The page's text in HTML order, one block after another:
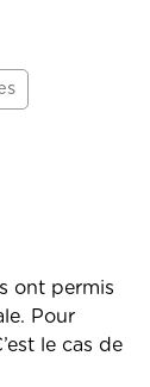
ont permis
Pour
le cas de